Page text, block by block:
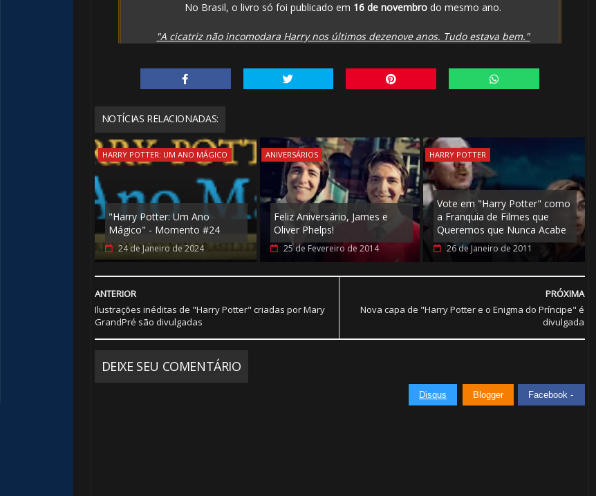
No Brasil, o livro só foi publicado em 16 de novembro do mesmo ano.
"A cicatriz não incomodara Harry nos últimos dezenove anos. Tudo estava bem."
NOTÍCIAS RELACIONADAS:
HARRY POTTER: UM ANO MÁGICO
"Harry Potter: Um Ano
Mágico" - Momento #24
24 de Janeiro de 2024
ANIVERSÁRIOS
Feliz Aniversário, James e
Oliver Phelps!
25 de Fevereiro de 2014
HARRY POTTER
Vote em "Harry Potter" como
a Franquia de Filmes que
Queremos que Nunca Acabe
26 de Janeiro de 2011
PRÓXIMA
Nova capa de "Harry Potter e o Enigma do Príncipe" é
divulgada
ANTERIOR
Ilustrações inéditas de "Harry Potter" criadas por Mary
GrandPré são divulgadas
DEIXE SEU COMENTÁRIO
Disqus Blogger Facebook -